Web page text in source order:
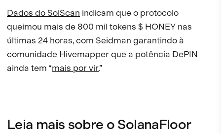
Dados do SolScan indicam que o protocolo
queimou mais de 800 mil tokens $ HONEY nas
últimas 24 horas, com Seidman garantindo à
comunidade Hivemapper que a potência DePIN
ainda tem “mais por vir.”
Leia mais sobre o SolanaFloor